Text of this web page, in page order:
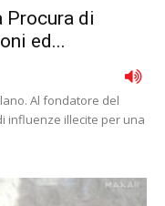
Procura di
ed...
Al fondatore del
influenze illecite per una